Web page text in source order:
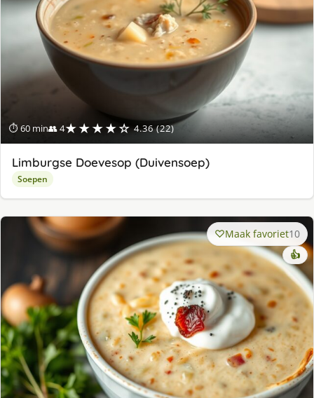
⏱ 60 min👥 4★★★★☆ 4.36 (22)
Limburgse Doevesop (Duivensoep)
Soepen
Maak favoriet10
👍